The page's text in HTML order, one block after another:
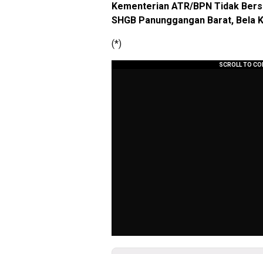
Kementerian ATR/BPN Tidak
SHGB Panunggangan Barat, Bela
(*)